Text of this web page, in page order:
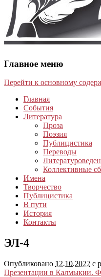
Главное меню
Перейти к основному
Главная
События
Литература
Проза
Поэзия
Публицистика
Переводы
Коллективные
Имена
Творчество
Публицистика
В пути
История
Контакты
ЭЛ-4
Опубликовано 12.10.2022 с
Презентации в Калмыкии.